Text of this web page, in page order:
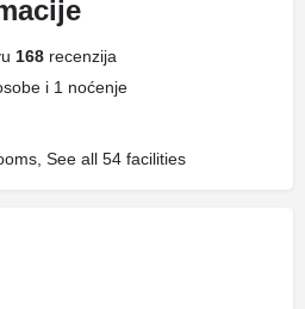
168 recenzija
i 1 noćenje
See all 54 facilities